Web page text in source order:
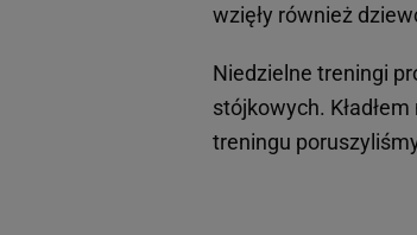
wzięły również
Niedzielne treningi
stójkowych.
treningu